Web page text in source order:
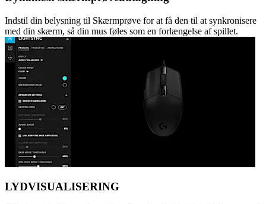
Indstil din belysning til Skærmprøve for at få den til at synkronisere
med din skærm, så din mus føles som en forlængelse af spillet.
LYDVISUALISERING